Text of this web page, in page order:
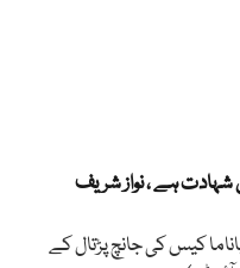
شہادت ہے ، نواز شریف
کیس کی جانچ پڑتال کے